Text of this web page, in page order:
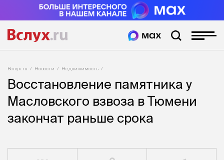
Вслух.ru Новости Недвижимость
Восстановление памятника у
Масловского взвоза в Тюмени
закончат раньше срока